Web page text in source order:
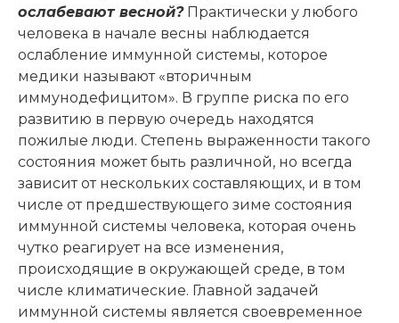
ослабевают весной?Практически у любого
человека в начале весны наблюдается
ослабление иммунной системы, которое
медики называют «вторичным
иммунодефицитом». В группе риска по его
развитию в первую очередь находятся
пожилые люди. Степень выраженности такого
состояния может быть различной, но всегда
зависит от нескольких составляющих, и в том
числе от предшествующего зиме состояния
иммунной системы человека, которая очень
чутко реагирует на все изменения,
происходящие в окружающей среде, в том
числе климатические. Главной задачей
иммунной системы является своевременное